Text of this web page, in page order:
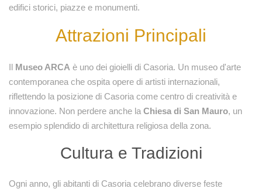
edifici storici, piazze e monumenti.
Attrazioni Principali
Il Museo ARCA è uno dei gioielli di Casoria. Un museo d'arte
contemporanea che ospita opere di artisti internazionali,
riflettendo la posizione di Casoria come centro di creatività e
innovazione. Non perdere anche la Chiesa di San Mauro, un
esempio splendido di architettura religiosa della zona.
Cultura e Tradizioni
Ogni anno, gli abitanti di Casoria celebrano diverse feste